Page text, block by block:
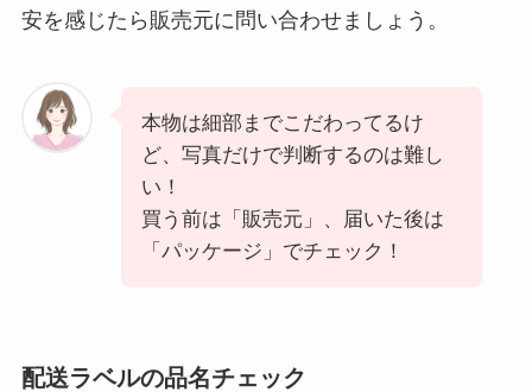
安を感じたら販売元に問い合わせましょう。
本物は細部までこだわってるけ
ど、写真だけで判断するのは難し
い！
買う前は「販売元」、届いた後は
「パッケージ」でチェック！
配送ラベルの品名チェック